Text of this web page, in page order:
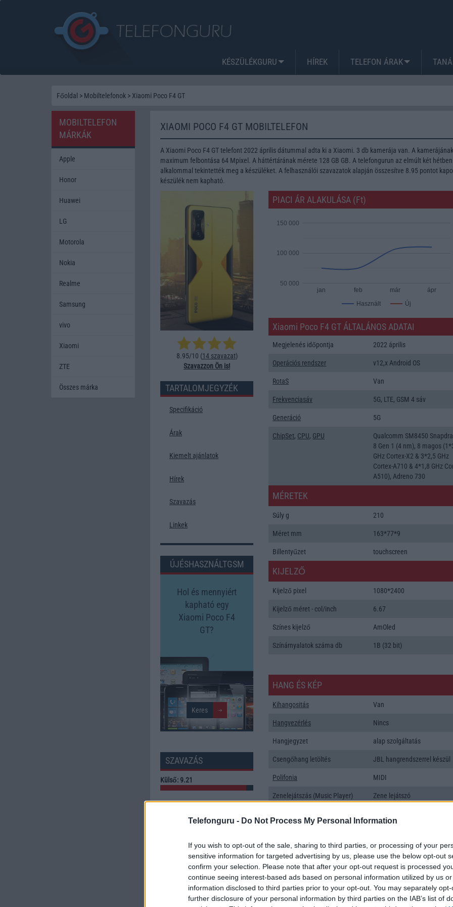
Telefonguru - Do Not Process My Personal Information
If you wish to opt-out of the sale, sharing to third parties, or processing of your
sensitive information for targeted advertising by us, please use the below opt-out
confirm your selection. Please note that after your opt-out request is processed
continue seeing interest-based ads based on personal information utilized by us
information disclosed to third parties prior to your opt-out. You may separately
further disclosure of your personal information by third parties on the IAB’s list of
KÉSZÜLÉKGURU HÍREK TELEFON ÁRAK
Főoldal > Mobiltelefonok > Xiaomi Poco F4 GT
XIAOMI POCO F4 GT MOBILTELEFON
A Xiaomi Poco F4 GT telefont 2022 április dátummal adta ki a Xiaomi. 3 db kamerája van. A kamerájának
maximum felbontása 64 Mpixel. A háttértárának mérete 128 GB GB. A telefongurun az elmúlt két
alkalommal tekintették meg a készüléket. A felhasználói szavazatok alapján összesítve 8.95 pontot
készülék nem kapható.
8.95/10 (14 szavazat)
Szavazzon Ön is!
TARTALOMJEGYZÉK
Specifikáció
Árak
Kiemelt ajánlatok
Hírek
Szavazás
Linkek
ÚJÉSHASZNÁLTGSM
Hol és mennyiért
kapható egy
Xiaomi Poco F4
GT?
SZAVAZÁS
Külső: 9.21
Értékelés: 8.95 | Szavazatok: 14
Szavazzon Ön is!
PIACI ÁR ALAKULÁSA (Ft)
Használt Új
jan feb már ápr
50 000
100 000
150 000
Xiaomi Poco F4 GT ÁLTALÁNOS ADATAI
Megjelenés időpontja 2022 április
Operációs rendszer v12,x Android OS
RotaS Van
Frekvenciasáv 5G, LTE, GSM 4 sáv
Generáció 5G
ChipSet, CPU, GPU
Qualcomm SM8450
8 Gen 1 (4 nm), 8 magos
GHz Cortex-X2 & 3*2,5 GHz
Cortex-A710 & 4*1,8 GHz
A510), Adreno 730
MÉRETEK
Súly g 210
Méret mm 163*77*9
Billentyűzet touchscreen
KIJELZŐ
Kijelző pixel 1080*2400
Kijelző méret - col/inch 6.67
Színes kijelző AmOled
Színárnyalatok száma db 1B (32 bit)
HANG ÉS KÉP
Kihangositás Van
Hangvezérlés Nincs
Hangjegyzet alap szolgáltatás
Csengőhang letöltés JBL hangrendszerrel készül
Polifonia MIDI
Zenelejátszás (Music Player) Zene lejátszó
Max. kamera felbontás (több
kamera esetén)
64 Mpixel
Video lejátszás 4K UHD lejátszó
MEMÓRIA ÉS TÁRHELY
MOBILTELEFON
MÁRKÁK
Apple
Honor
Huawei
LG
Motorola
Nokia
Realme
Samsung
vivo
Xiaomi
ZTE
Összes márka